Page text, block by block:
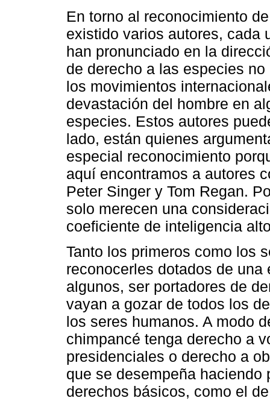
En torno al reconocimiento
existido varios autores, cada
han pronunciado en la
de derecho a las especies
los movimientos
devastación del hombre en
especies. Estos autores
lado, están quienes
especial reconocimiento
aquí encontramos a autores
Peter Singer y Tom Regan.
solo merecen una
coeficiente de inteligencia
Tanto los primeros como los
reconocerles dotados de
algunos, ser portadores de
vayan a gozar de todos los
los seres humanos. A modo
chimpancé tenga derecho a
presidenciales o derecho a
que se desempeña
derechos básicos, como el